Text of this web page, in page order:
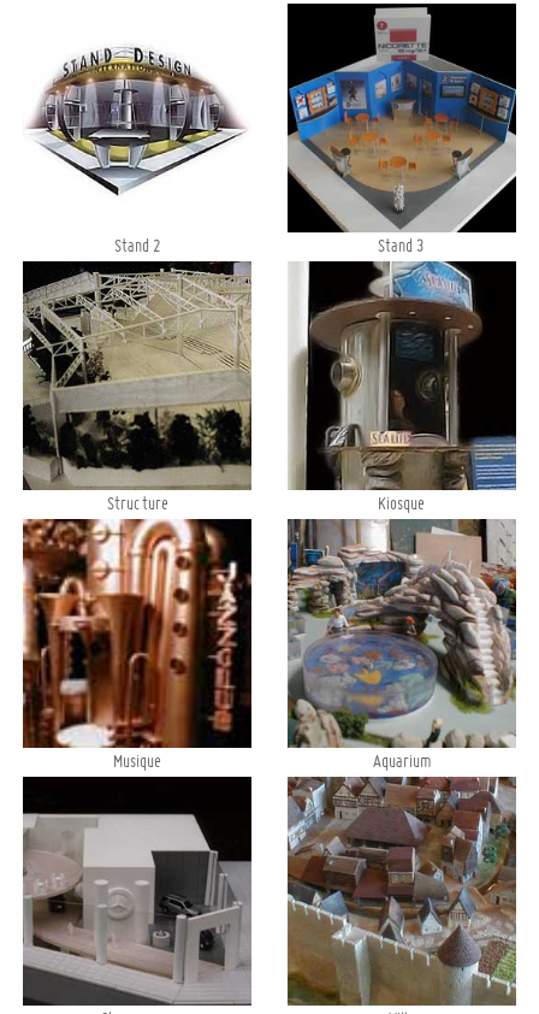
Stand 2 Stand 3
Structure Kiosque
Musique Aquarium